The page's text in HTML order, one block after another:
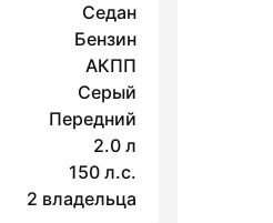
Седан
Бензин
АКПП
Серый
Передний
2.0 л
150 л.с.
2 владельца